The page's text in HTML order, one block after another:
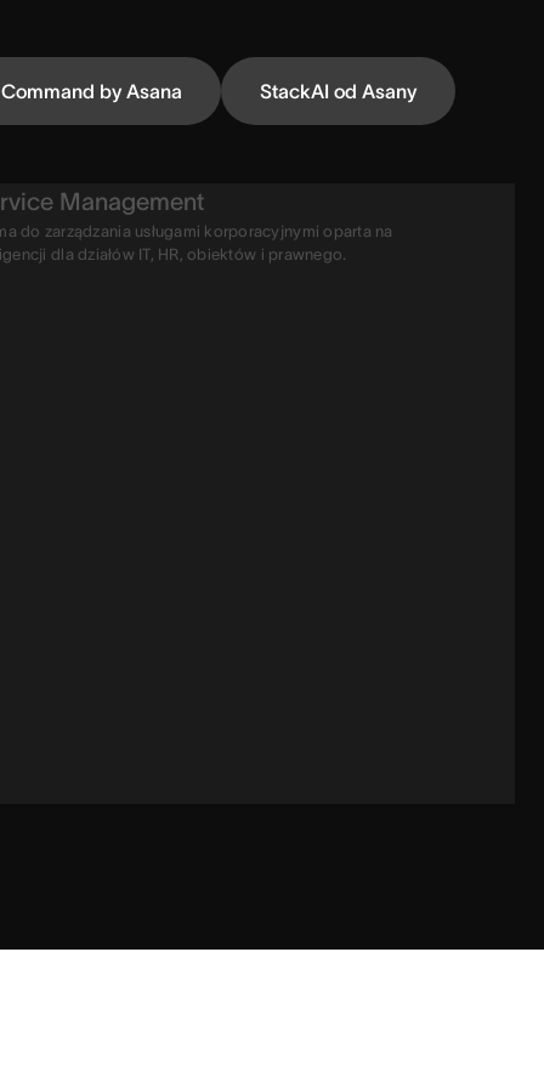
Command by Asana StackAI od Asany
Management
do zarządzania usługami korporacyjnymi oparta na
dla działów IT, HR, obiektów i prawnego.